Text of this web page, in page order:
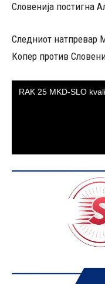
Словенија постигна
Следниот натпревар
Копер против